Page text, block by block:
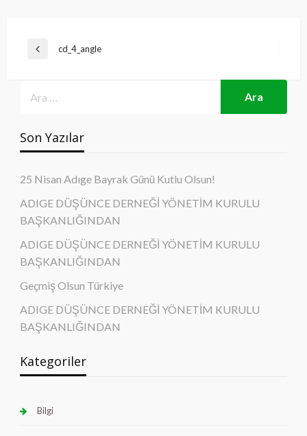
Yazı
Previouscd_4_angle
Son Yazılar
25 Nisan Adıge Bayrak Günü Kutlu Olsun!
ADIGE DÜŞÜNCE DERNEĞİ YÖNETİM KURULU
BAŞKANLIĞINDAN
ADIGE DÜŞÜNCE DERNEĞİ YÖNETİM KURULU
BAŞKANLIĞINDAN
Geçmiş Olsun Türkiye
ADIGE DÜŞÜNCE DERNEĞİ YÖNETİM KURULU
BAŞKANLIĞINDAN
Kategoriler
Bilgi